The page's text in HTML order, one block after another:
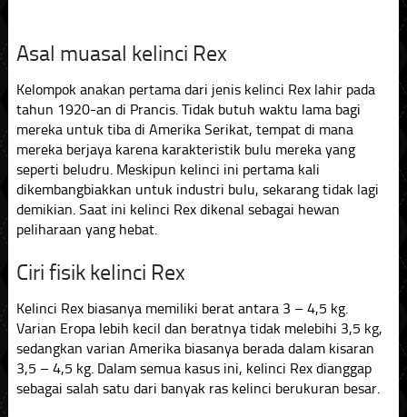
Asal muasal kelinci Rex
Kelompok anakan pertama dari jenis kelinci Rex lahir pada
tahun 1920-an di Prancis. Tidak butuh waktu lama bagi
mereka untuk tiba di Amerika Serikat, tempat di mana
mereka berjaya karena karakteristik bulu mereka yang
seperti beludru. Meskipun kelinci ini pertama kali
dikembangbiakkan untuk industri bulu, sekarang tidak lagi
demikian. Saat ini kelinci Rex dikenal sebagai hewan
peliharaan yang hebat.
Ciri fisik kelinci Rex
Kelinci Rex biasanya memiliki berat antara 3 – 4,5 kg.
Varian Eropa lebih kecil dan beratnya tidak melebihi 3,5 kg,
sedangkan varian Amerika biasanya berada dalam kisaran
3,5 – 4,5 kg. Dalam semua kasus ini, kelinci Rex dianggap
sebagai salah satu dari banyak ras kelinci berukuran besar.